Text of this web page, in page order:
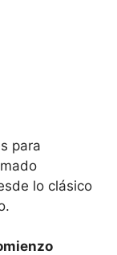
para
lo clásico